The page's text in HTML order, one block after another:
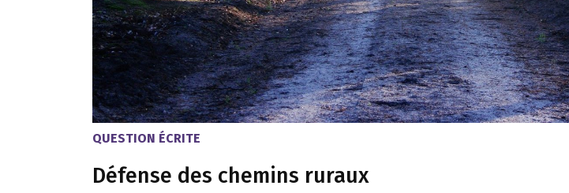
QUESTION ÉCRITE
Défense des chemins ruraux